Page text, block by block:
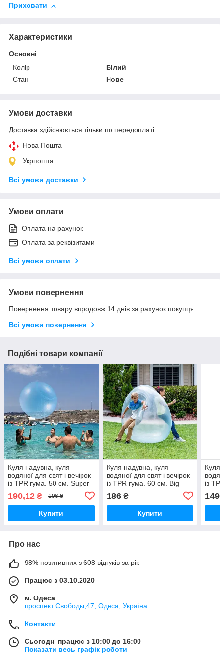
Приховати
Характеристики
Основні
Колір
Білий
Стан
Нове
Умови доставки
Доставка здійснюється тільки по передоплаті.
Нова Пошта
Укрпошта
Всі умови доставки
Умови оплати
Оплата на рахунок
Оплата за реквізитами
Всі умови оплати
Умови повернення
Повернення товару впродовж 14 днів за рахунок покупця
Всі умови повернення
Подібні товари компанії
Куля надувна, куля
водяної для свят і вечірок
із TPR гума. 50 см. Super
190,12 ₴ 196 ₴
Купити
Куля надувна, куля
водяної для свят і вечірок
із TPR гума. 60 см. Big
186₴
Купити
із
149
Про нас
98% позитивних з 608 відгуків за рік
Працює з 03.10.2020
м. Одеса
проспект Свободы,47, Одеса, Україна
Контакти
Сьогодні працює з 10:00 до 16:00
Показати весь графік роботи